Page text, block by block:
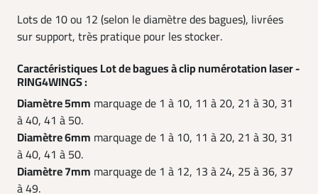
Lots de 10 ou 12 (selon le diamètre des bagues), livrées
sur support, très pratique pour les stocker.
Caractéristiques Lot de bagues à clip numérotation laser -
RING4WINGS :
Diamètre 5mm marquage de 1 à 10, 11 à 20, 21 à 30, 31
à 40, 41 à 50.
Diamètre 6mm marquage de 1 à 10, 11 à 20, 21 à 30, 31
à 40, 41 à 50.
Diamètre 7mm marquage de 1 à 12, 13 à 24, 25 à 36, 37
à 49.